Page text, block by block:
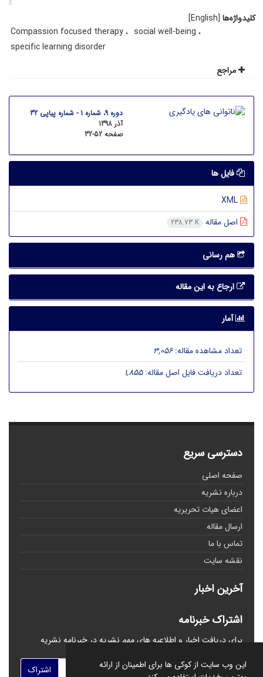
این وب سایت از کوکی ها برای اطمینان از ارائه
کلیدواژه‌ها [English]
Compassion focused therapy
social well-being
specific learning disorder
مراجع
دوره 9، شماره 1 - شماره پیاپی 32
آذر 1398
صفحه 32-52
فایل ها
اصل مقاله 238.73 K
هم رسانی
ارجاع به این مقاله
آمار
تعداد مشاهده مقاله:3,056
تعداد دریافت فایل اصل مقاله:1,855
دسترسی سریع
صفحه اصلی
درباره نشریه
اعضای هیات تحریریه
ارسال مقاله
تماس با ما
نقشه سایت
آخرین اخبار
اشتراک خبرنامه
برای دریافت اخبار و اطلاعیه های مهم نشریه در خبرنامه نشریه
اشتراک